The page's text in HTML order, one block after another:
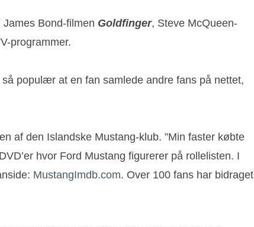
Bond-filmen Goldfinger, Steve McQueen-
programmer.
populær at en fan samlede andre fans på nettet,
af den Islandske Mustang-klub. ”Min faster købte
hvor Ford Mustang figurerer på rollelisten. I
MustangImdb.com. Over 100 fans har bidraget